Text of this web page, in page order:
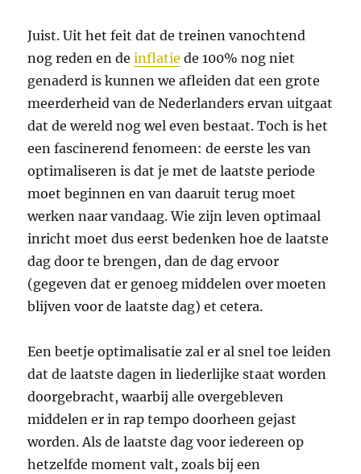
Juist. Uit het feit dat de treinen vanochtend
nog reden en deinflatie de 100% nog niet
genaderd is kunnen we afleiden dat een grote
meerderheid van de Nederlanders ervan uitgaat
dat de wereld nog wel even bestaat. Toch is het
een fascinerend fenomeen: de eerste les van
optimaliseren is dat je met de laatste periode
moet beginnen en van daaruit terug moet
werken naar vandaag. Wie zijn leven optimaal
inricht moet dus eerst bedenken hoe de laatste
dag door te brengen, dan de dag ervoor
(gegeven dat er genoeg middelen over moeten
blijven voor de laatste dag) et cetera.
Een beetje optimalisatie zal er al snel toe leiden
dat de laatste dagen in liederlijke staat worden
doorgebracht, waarbij alle overgebleven
middelen er in rap tempo doorheen gejast
worden. Als de laatste dag voor iedereen op
hetzelfde moment valt, zoals bij een